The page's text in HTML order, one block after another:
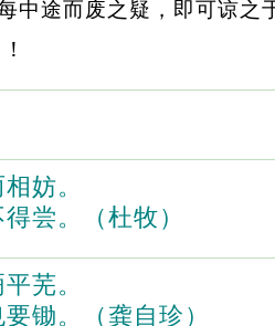
中途而废之疑，即可谅
妨。
尝。（杜牧）
芜。
锄。（龚自珍）